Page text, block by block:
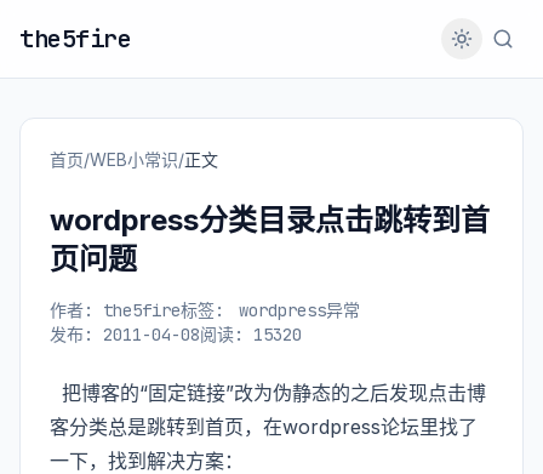
the5fire
首页/WEB小常识/正文
wordpress分类目录点击跳转到首
页问题
作者: the5fire标签:
wordpress异常
发布: 2011-04-08阅读: 15320
把博客的“固定链接”改为伪静态的之后发现点击博
客分类总是跳转到首页，在wordpress论坛里找了
一下，找到解决方案：